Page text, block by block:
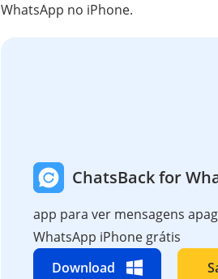
WhatsApp no iPhone.
ChatsBack for
app para ver mensagens
WhatsApp iPhone grátis
Download